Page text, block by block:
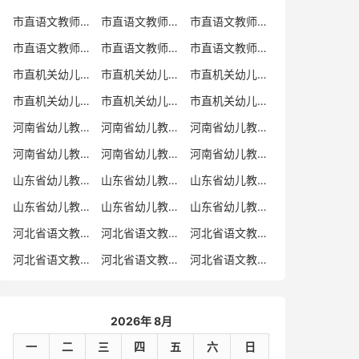
市直语文教师招聘 市直语文教师招聘考试真题
市直语文教师招聘考试真题卷
市直语文教师编制考试真题
市直语文教师编制考试真题卷
市直语文教师考试
市直机关幼儿教师招聘
市直机关幼儿教师考试
市直机关幼儿教师招聘考试真题
市直机关幼儿教师招聘考试真题卷
市直机关幼儿教师编制考试真题卷
市直机关幼儿教师编制考试真题
河南省幼儿教师招聘
河南省幼儿教师考试
河南省幼儿教师招聘考试真题
河南省幼儿教师招聘考试真题卷
河南省幼儿教师编制考试真题
河南省幼儿教师编制考试真题卷
山东省幼儿教师招聘
山东省幼儿教师考试
山东省幼儿教师招聘考试真题
山东省幼儿教师招聘考试真题卷
山东省幼儿教师编制考试真题
山东省幼儿教师编制考试真题卷
河北省语文教师招聘
河北省语文教师招聘考试真题
河北省语文教师招聘考试真题卷
河北省语文教师编制考试真题
河北省语文教师编制考试真题卷 河北省语文教师考试
2026年 8月
一
二 三 四 五 六 日